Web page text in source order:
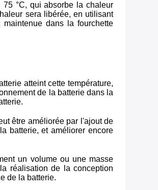
°C, qui absorbe la chaleur
sera libérée, en utilisant
dans la fourchette
atteint cette température,
de la batterie dans la
être améliorée par l'ajout de
batterie, et améliorer encore
un volume ou une masse
réalisation de la conception
de la batterie.